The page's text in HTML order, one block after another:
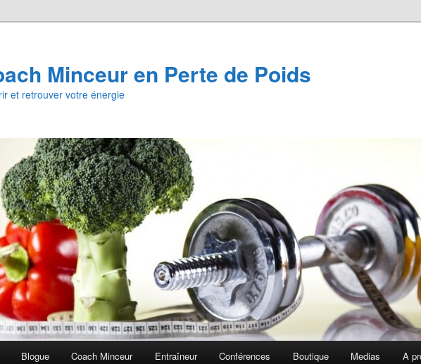
Minceur en Perte de Poids
et retrouver votre énergie
Blogue Coach Minceur Entraîneur Conférences Boutique Medias A